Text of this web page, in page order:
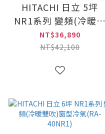
HITACHI 日立 5坪
NR1系列 變頻(冷暖雙
吹)窗型冷氣(RA-
36NR1)
NT$36,890
NT$42,100